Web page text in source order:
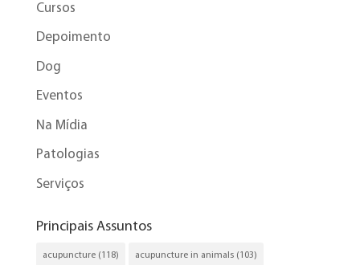
Cursos
Depoimento
Dog
Eventos
Na Mídia
Patologias
Serviços
Principais Assuntos
acupuncture(118) acupuncture in animals(103)